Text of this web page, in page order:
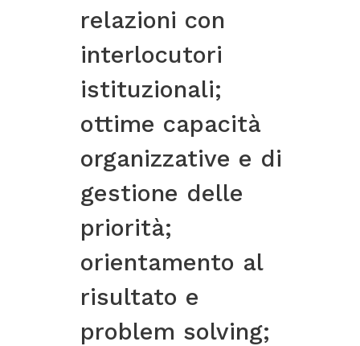
relazioni con
interlocutori
istituzionali;
ottime capacità
organizzative e di
gestione delle
priorità;
orientamento al
risultato e
problem solving;